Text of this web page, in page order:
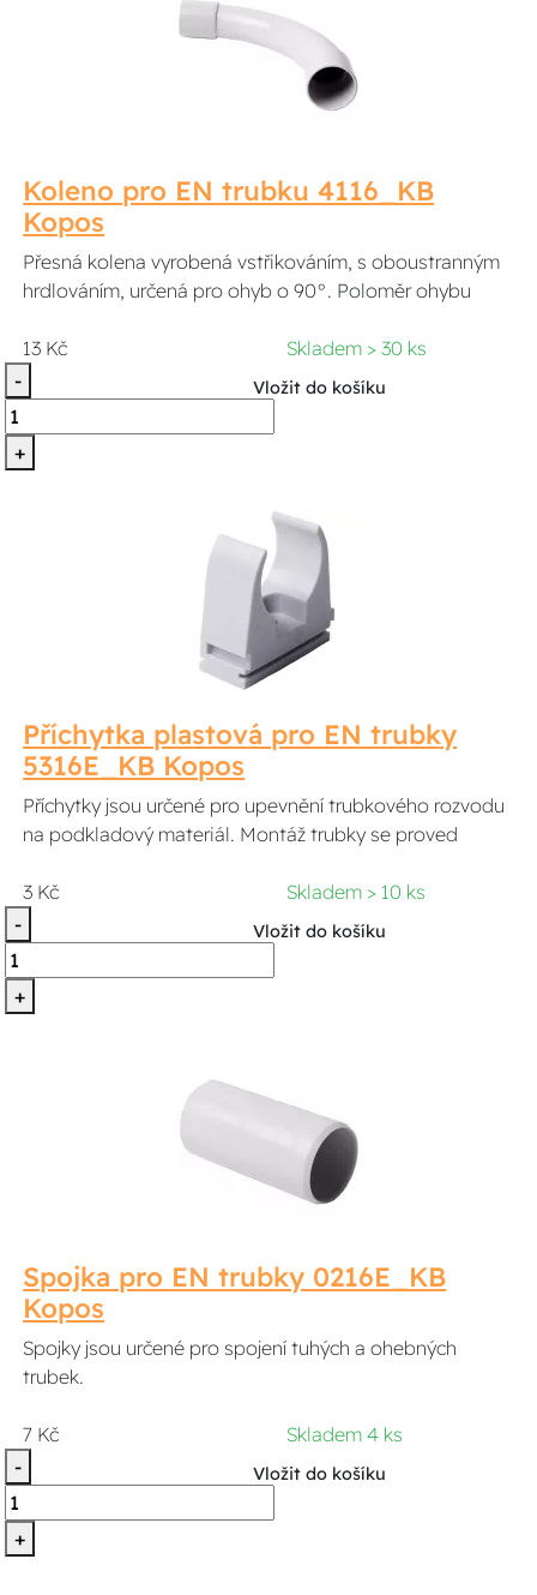
Koleno pro EN trubku 4116_KB
Kopos
Přesná kolena vyrobená vstřikováním, s oboustranným
hrdlováním, určená pro ohyb o 90°. Poloměr ohybu
13 Kč
Skladem > 30 ks
-
+
Vložit do košíku
Příchytka plastová pro EN trubky
5316E_KB Kopos
Příchytky jsou určené pro upevnění trubkového rozvodu
na podkladový materiál. Montáž trubky se proved
3 Kč
Skladem > 10 ks
-
+
Vložit do košíku
Spojka pro EN trubky 0216E_KB
Kopos
Spojky jsou určené pro spojení tuhých a ohebných
trubek.
7 Kč
Skladem 4 ks
-
+
Vložit do košíku